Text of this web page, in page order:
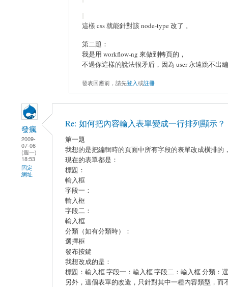
這樣 css 就能針對該 node-type 改了 。
第二題：
我是用 workflow-ng 來做到轉頁的，
不過你這樣的說法很矛盾，因為 user 永遠跳不出編
發表回應前，請先登入或註冊
發瘋
2009-
07-06
(週一)
18:53
固定
網址
Re: 如何把內容輸入表單變成一行排列顯示？
第一題
我想的是把編輯時的頁面中所有字段的表單改成橫排的
現在的表單都是：
標題：
輸入框
字段一：
輸入框
字段二：
輸入框
分類（如有分類時）：
選擇框
發布按鍵
我想改成的是：
標題：輸入框 字段一：輸入框 字段二：輸入框 分類：
另外，這個表單的改造，只針對其中一種內容類型，而